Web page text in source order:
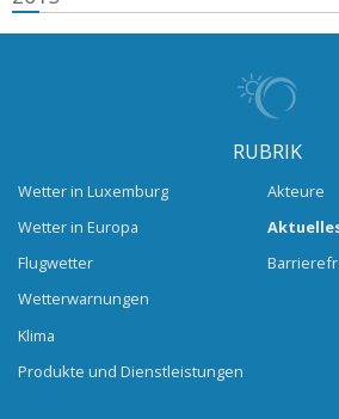
RUBRIK
Wetter in Luxemburg
Wetter in Europa
Flugwetter
Wetterwarnungen
Klima
Produkte und Dienstleistungen
Akteure